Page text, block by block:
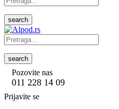
search
search
Pozovite nas
011 228 14 09
Prijavite se